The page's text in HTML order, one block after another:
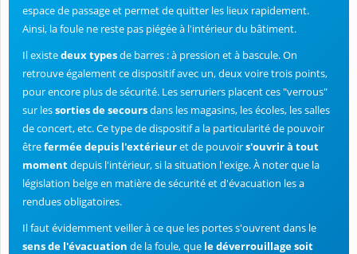
espace de passage et permet de quitter les lieux rapidement.
Ainsi, la foule ne reste pas piégée à l'intérieur du bâtiment.
Il existedeux typesde barres : à pression et à bascule. On
retrouve également ce dispositif avec un, deux voire trois points,
pour encore plus de sécurité. Les serruriers placent ces "verrous"
sur lessorties de secoursdans les magasins, les écoles, les salles
de concert, etc. Ce type de dispositif a la particularité de pouvoir
êtrefermée depuis l'extérieuret de pouvoirs'ouvrir à tout
momentdepuis l'intérieur, si la situation l'exige. À noter que la
législation belge en matière de sécurité et d'évacuation les a
rendues obligatoires.
Il faut évidemment veiller à ce que les portes s'ouvrent dans le
sens de l'évacuation de la foule, que le déverrouillage soit